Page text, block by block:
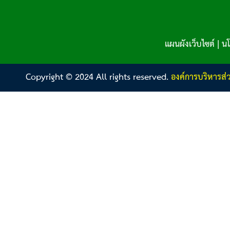
แผนผังเว็บไซต์|น
Copyright © 2024 All rights reserved.องค์การบริหาร